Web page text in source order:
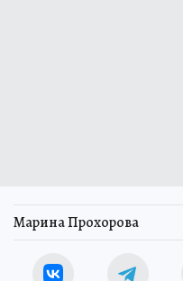
Марина Прохорова